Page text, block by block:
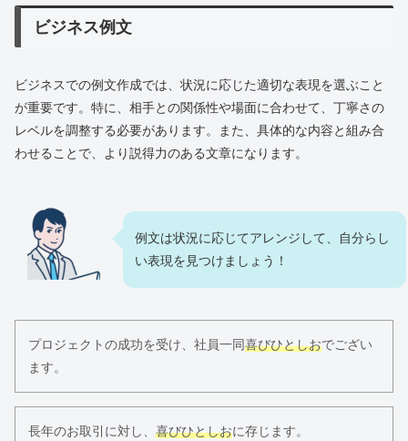
ビジネス例文
ビジネスでの例文作成では、状況に応じた適切な表現を選ぶこと
が重要です。特に、相手との関係性や場面に合わせて、丁寧さの
レベルを調整する必要があります。また、具体的な内容と組み合
わせることで、より説得力のある文章になります。
例文は状況に応じてアレンジして、自分らし
い表現を見つけましょう！
プロジェクトの成功を受け、社員一同喜びひとしおでござい
ます。
長年のお取引に対し、 喜びひとしおに存じます。